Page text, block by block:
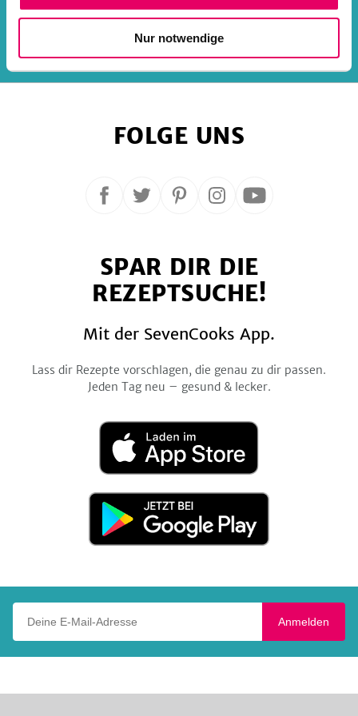
Nur notwendige
FOLGE UNS
Folge
Facebook
Folge
Twitter
Folge
Pinterest
Folge
Instagram
Folge
YouTube
SPAR DIR DIE
REZEPTSUCHE!
Mit der SevenCooks App.
Lass dir Rezepte vorschlagen, die genau zu dir passen.
Jeden Tag neu – gesund & lecker.
Laden
im
App
Jetzt
Google
Anmelden